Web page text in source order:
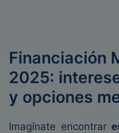
Financiación
2025:
y opciones
Imagínate encontrar